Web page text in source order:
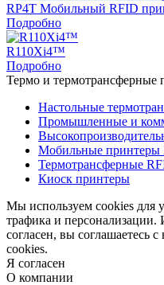
RP4T Мобильный RFID
Подробно
R110Xi4™
Подробно
Термо и термотрансферные
Настольные
Промышленные и
Мобильные принтеры
Термотрансферные
Киоск принтеры
Мы используем cookies для
трафика и персонализации.
согласен, вы соглашаетесь
cookies.
Я согласен
О компании